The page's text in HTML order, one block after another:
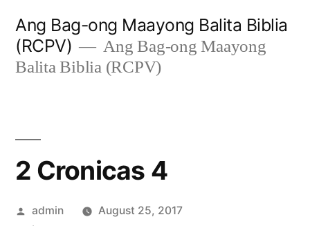
content
Ang Bag-ong Maayong Balita Biblia
(RCPV)
Ang Bag-ong Maayong
Balita Biblia (RCPV)
2 Cronicas 4
Posted
admin
August 25, 2017